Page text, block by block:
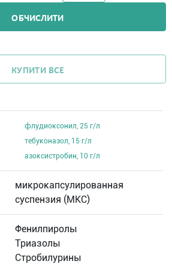
ОБЧИСЛИТИ
КУПИТИ ВСЕ
флудиоксонил, 25 г/л
тебуконазол, 15 г/л
азоксистробин, 10 г/л
микрокапсулированная
суспензия (МКС)
Фенилпиролы
Триазолы
Стробилурины